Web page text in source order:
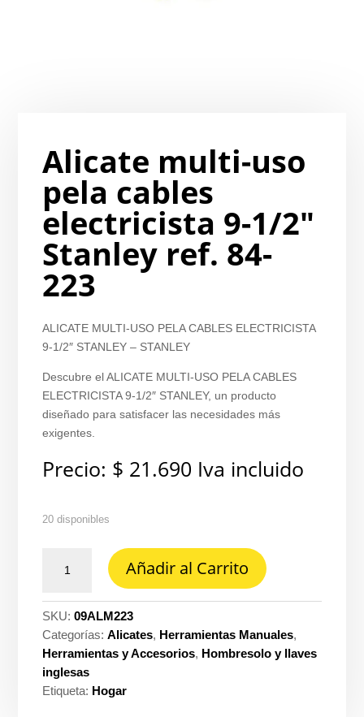
Alicate multi-uso
pela cables
electricista 9-1/2″
Stanley ref. 84-
223
ALICATE MULTI-USO PELA CABLES ELECTRICISTA
9-1/2″ STANLEY – STANLEY
Descubre el ALICATE MULTI-USO PELA CABLES
ELECTRICISTA 9-1/2″ STANLEY, un producto
diseñado para satisfacer las necesidades más
exigentes.
Precio: $ 21.690 Iva incluido
20 disponibles
multi-
pela
cables
electricista
9-
1/2"
Añadir al Carrito
SKU:09ALM223
Categorías:Alicates, Herramientas Manuales,
Herramientas y Accesorios, Hombresolo y llaves
inglesas
Etiqueta: Hogar